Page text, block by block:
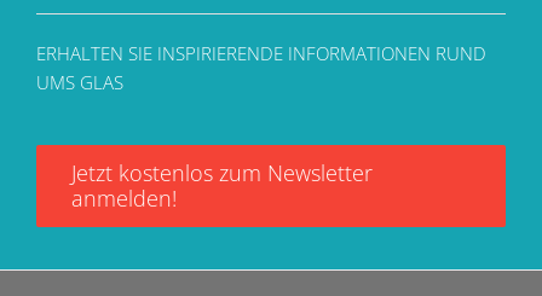
ERHALTEN SIE INSPIRIERENDE INFORMATIONEN RUND
UMS GLAS
Jetzt kostenlos zum Newsletter
anmelden!